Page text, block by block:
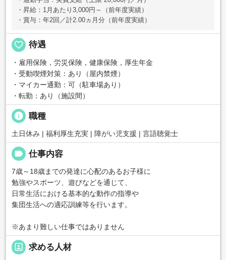
・昇給：1月あたり3,000円～（前年度実績）
・賞与：年2回／計2.00ヵ月分（前年度実績）
favorite_border 待遇
・雇用保険，労災保険，健康保険，厚生年金
・受動喫煙対策：あり（屋内禁煙）
・マイカー通勤：可（駐車場あり）
・転勤：あり（施設間）
info 職種
土日休み | 福利厚生充実 | 障がい児支援 | 言語聴覚士
label 仕事内容
7歳～18歳までの発達に心配のあるお子様に
勉強やスポーツ、遊びなどを通じて、
日常生活における基本的な動作の指導や
集団生活への適応訓練等を行います。
※あまり難しい仕事ではありません
portrait 求める人材